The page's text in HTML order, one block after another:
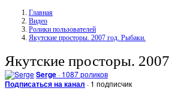
Главная
Видео
Ролики пользователей
Якутские просторы. 2007 год. Рыбаки.
Якутские просторы.
Serge · 1087 роликов
Подписаться на канал · 1 подписчик